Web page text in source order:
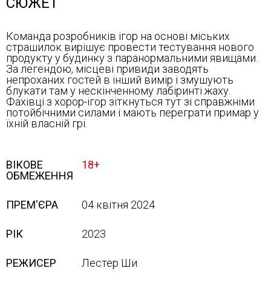
Команда розробників ігор на основі міських
страшилок вирішує провести тестування нового
продукту у будинку з паранормальними явищами.
За легендою, місцеві привиди заводять
непроханих гостей в інший вимір і змушують
блукати там у нескінченному лабіринті жаху.
Фахівці з хорор-ігор зіткнуться тут зі справжніми
потойбічними силами і мають переграти примар у
їхній власній грі.
ВІКОВЕ
ОБМЕЖЕННЯ
18+
ПРЕМ'ЄРА 04 квітня 2024
РІК 2023
РЕЖИСЕР Лестер Ши